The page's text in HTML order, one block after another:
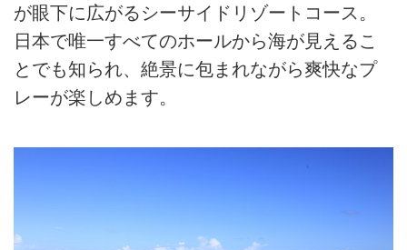
が眼下に広がるシーサイドリゾートコース。
日本で唯一すべてのホールから海が見えるこ
とでも知られ、絶景に包まれながら爽快なプ
レーが楽しめます。